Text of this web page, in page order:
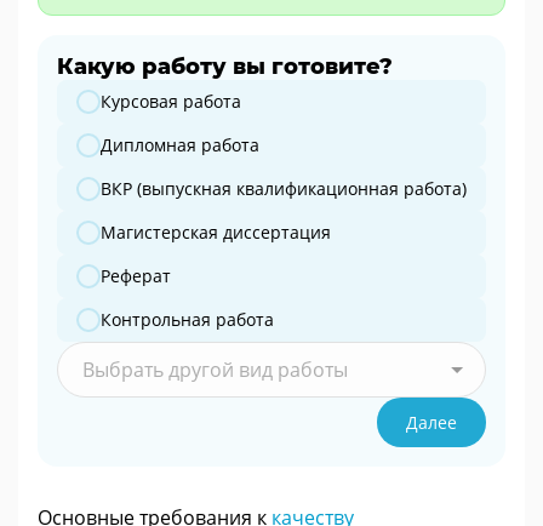
Какую работу вы готовите?
Какую работу вы готовите?
Курсовая работа
Дипломная работа
ВКР (выпускная квалификационная работа)
Магистерская диссертация
Реферат
Контрольная работа
Выбрать другой вид работы
Далее
Основные требования к качеству